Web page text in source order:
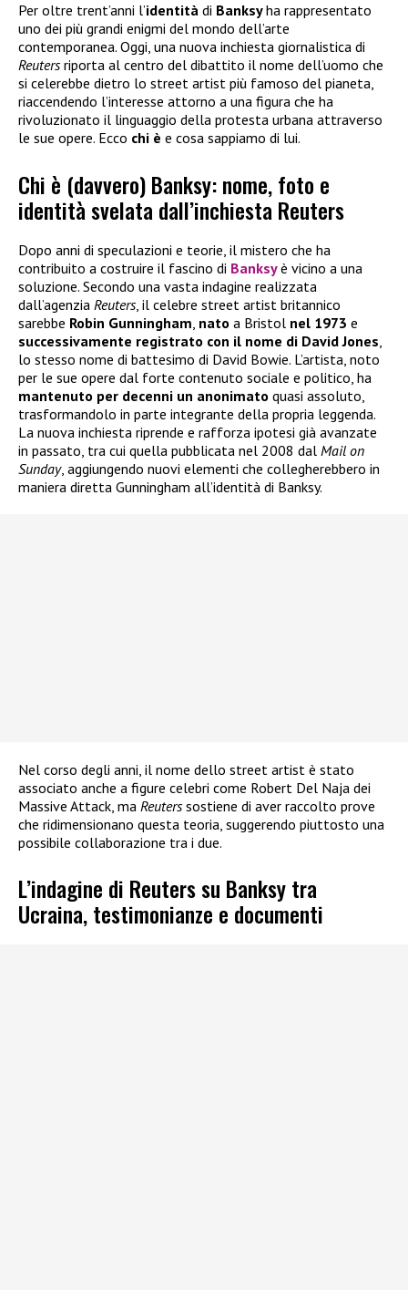
Per oltre trent’anni l’identità di Banksyha rappresentato
uno dei più grandi enigmi del mondo dell’arte
contemporanea. Oggi, una nuova inchiesta giornalistica di
Reutersriporta al centro del dibattito il nome dell’uomo che
si celerebbe dietro lo street artist più famoso del pianeta,
riaccendendo l’interesse attorno a una figura che ha
rivoluzionato il linguaggio della protesta urbana attraverso
le sue opere. Ecco chi è e cosa sappiamo di lui.
Chi è (davvero) Banksy: nome, foto e
identità svelata dall’inchiesta Reuters
Dopo anni di speculazioni e teorie, il mistero che ha
contribuito a costruire il fascino di Banksyè vicino a una
soluzione. Secondo una vasta indagine realizzata
dall’agenzia Reuters, il celebre street artist britannico
sarebbe Robin Gunningham nato a Bristol nel 1973 e
successivamente registrato con il nome di David Jones
lo stesso nome di battesimo di David Bowie. L’artista, noto
per le sue opere dal forte contenuto sociale e politico, ha
mantenuto per decenni un anonimato quasi assoluto,
trasformandolo in parte integrante della propria leggenda.
La nuova inchiesta riprende e rafforza ipotesi già avanzate
in passato, tra cui quella pubblicata nel 2008 dal Mail on
Sunday, aggiungendo nuovi elementi che collegherebbero in
maniera diretta Gunningham all’identità di Banksy.
Nel corso degli anni, il nome dello street artist è stato
associato anche a figure celebri come Robert Del Naja dei
Massive Attack, ma Reuterssostiene di aver raccolto prove
che ridimensionano questa teoria, suggerendo piuttosto una
possibile collaborazione tra i due.
L’indagine di Reuters su Banksy tra
Ucraina, testimonianze e documenti